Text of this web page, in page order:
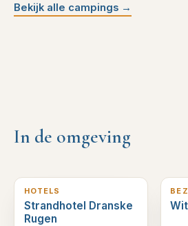
Bekijk alle campings →
In de omgeving
HOTELS
Strandhotel Dranske
Rugen